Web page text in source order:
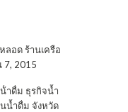
ลอด ร้านเครือ
7, 2015
น้ําดื่ม ธุรกิจน้ำ
น้ำดื่ม จังหวัด